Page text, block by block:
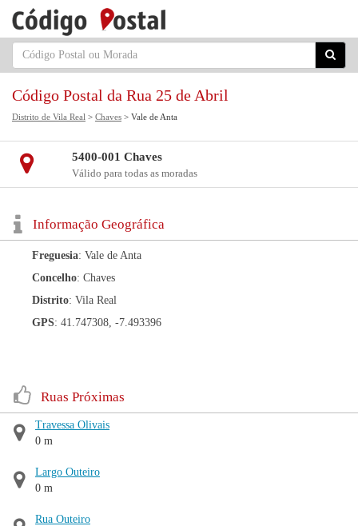
Código Postal da Rua 25 de Abril
Distrito de Vila Real > Chaves > Vale de Anta
5400-001 Chaves
Válido para todas as moradas
Informação Geográfica
Freguesia: Vale de Anta
Concelho: Chaves
Distrito: Vila Real
GPS: 41.747308, -7.493396
Ruas Próximas
Travessa Olivais
0 m
Largo Outeiro
0 m
Rua Outeiro